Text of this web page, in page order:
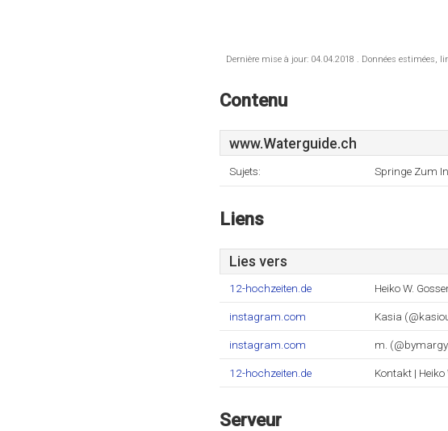
Dernière mise à jour: 04.04.2018 . Données estimées,
Contenu
www.Waterguide.ch
Sujets: Springe Zum
Liens
Lies vers
12-hochzeiten.de Heiko W.
instagram.com Kasia
instagram.com m.
12-hochzeiten.de Kontakt |
Serveur